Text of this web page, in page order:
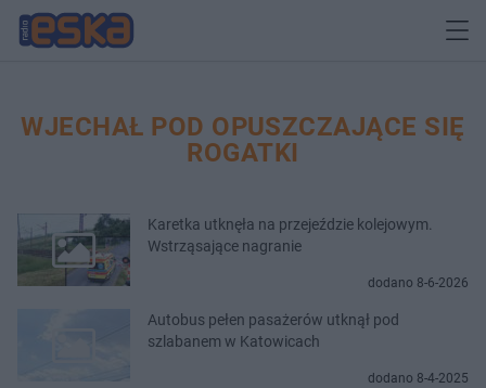
WJECHAŁ POD OPUSZCZAJĄCE SIĘ
ROGATKI
Karetka utknęła na przejeździe kolejowym.
Wstrząsające nagranie
dodano 8-6-2026
Autobus pełen pasażerów utknął pod
szlabanem w Katowicach
dodano 8-4-2025